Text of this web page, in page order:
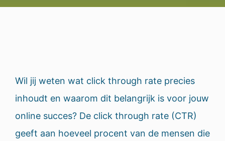
Wil jij weten wat click through rate precies
inhoudt en waarom dit belangrijk is voor jouw
online succes? De click through rate (CTR)
geeft aan hoeveel procent van de mensen die